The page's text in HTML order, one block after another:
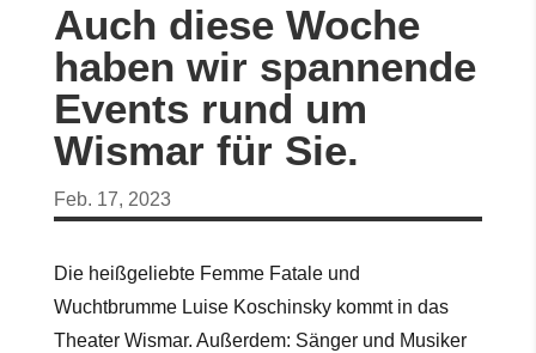
Auch diese Woche
haben wir spannende
Events rund um
Wismar für Sie.
Feb. 17, 2023
Die heißgeliebte Femme Fatale und
Wuchtbrumme Luise Koschinsky kommt in das
Theater Wismar. Außerdem: Sänger und Musiker